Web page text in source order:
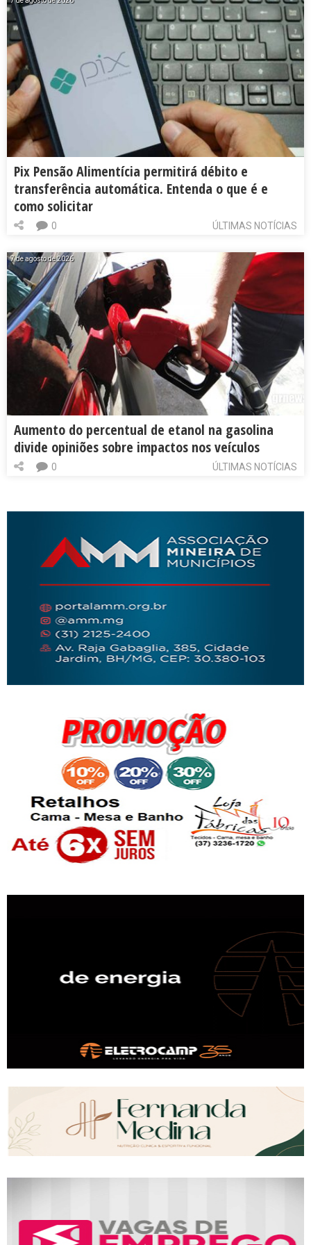
Pix Pensão Alimentícia permitirá débito e
transferência automática. Entenda o que é e
como solicitar
ÚLTIMAS NOTÍCIAS
0
7 de agosto de 2026
Aumento do percentual de etanol na gasolina
divide opiniões sobre impactos nos veículos
ÚLTIMAS NOTÍCIAS
0